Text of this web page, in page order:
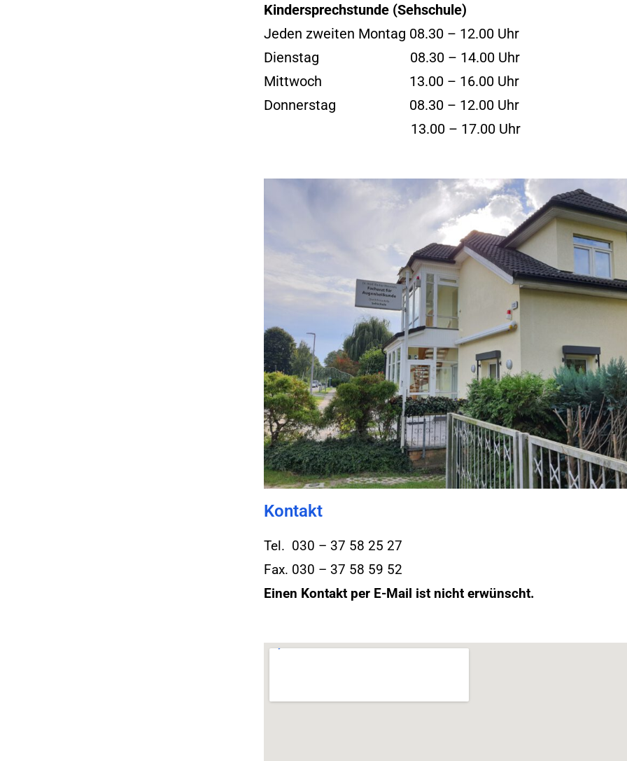
Kindersprechstunde (Sehschule)
Jeden zweiten Montag 08.30 – 12.00 Uhr
Dienstag 08.30 – 14.00 Uhr
Mittwoch 13.00 – 16.00 Uhr
Donnerstag 08.30 – 12.00 Uhr
13.00 – 17.00 Uhr
Kontakt
Tel. 030 – 37 58 25 27
Fax. 030 – 37 58 59 52
Einen Kontakt per E-Mail ist nicht erwünscht.